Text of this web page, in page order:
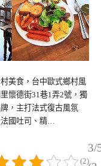
美食，台中歐式鄉村風
懷德街31巷1弄2號，獨
，主打法式復古風氛
國吐司、精…
3/
(2)